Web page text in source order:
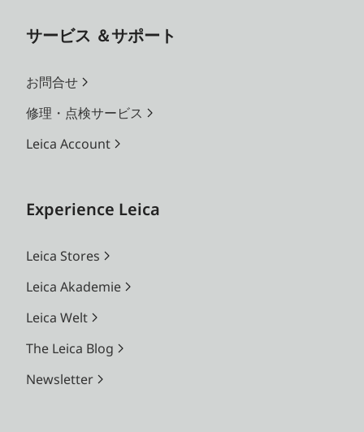
サービス ＆サポート
お問合せ
修理・点検サービス
Leica Account
Experience Leica
Leica Stores
Leica Akademie
Leica Welt
The Leica Blog
Newsletter